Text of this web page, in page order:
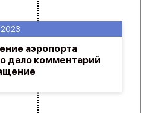
аэропорта
дало комментарий